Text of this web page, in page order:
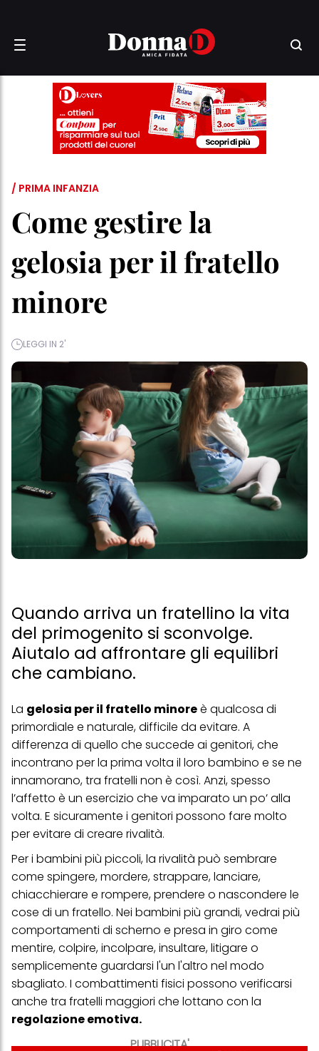
/ PRIMA INFANZIA
Come gestire la
gelosia per il fratello
minore
LEGGI IN 2'
Quando arriva un fratellino la vita
del primogenito si sconvolge.
Aiutalo ad affrontare gli equilibri
che cambiano.
PUBBLICITA'
La gelosia per il fratello minoreè qualcosa di
primordiale e naturale, difficile da evitare. A
differenza di quello che succede ai genitori, che
incontrano per la prima volta il loro bambino e se ne
innamorano, tra fratelli non è così. Anzi, spesso
l’affetto è un esercizio che va imparato un po’ alla
volta. E sicuramente i genitori possono fare molto
per evitare di creare rivalità.
Per i bambini più piccoli, la rivalità può sembrare
come spingere, mordere, strappare, lanciare,
chiacchierare e rompere, prendere o nascondere le
cose di un fratello. Nei bambini più grandi, vedrai più
comportamenti di scherno e presa in giro come
mentire, colpire, incolpare, insultare, litigare o
semplicemente guardarsi l'un l'altro nel modo
sbagliato. I combattimenti fisici possono verificarsi
anche tra fratelli maggiori che lottano con la
regolazione emotiva.